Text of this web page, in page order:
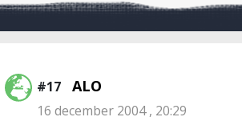
#17 ALO
16 december 2004 , 20:29